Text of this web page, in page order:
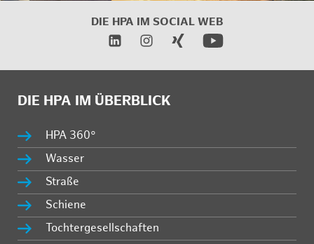
DIE HPA IM SOCIAL WEB
DIE HPA IM ÜBERBLICK
HPA 360°
Wasser
Straße
Schiene
Tochtergesellschaften